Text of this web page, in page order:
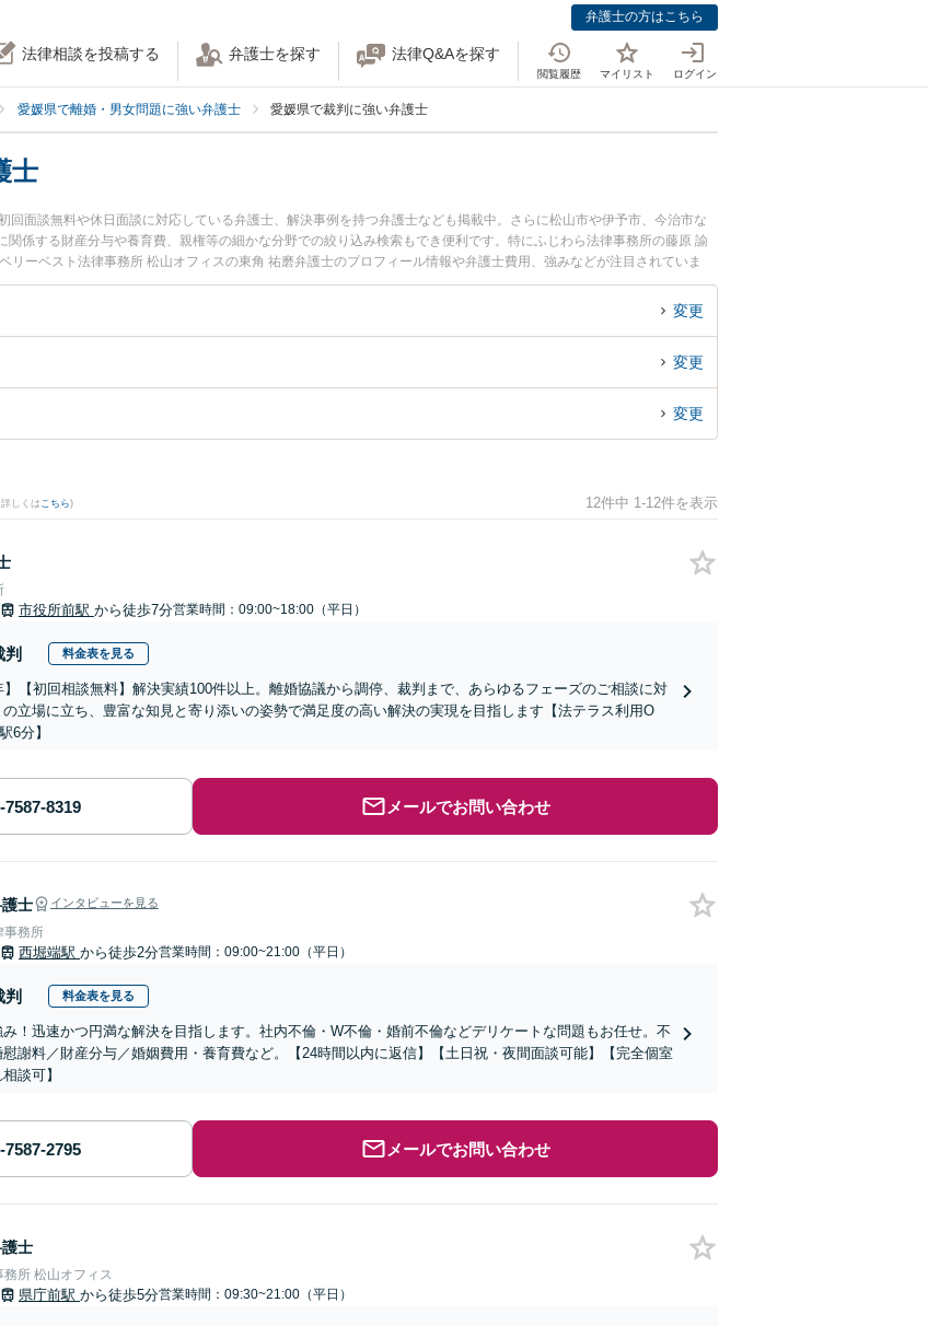
弁護士の方はこちら
法律相談を投稿する 弁護士を探す 法律Q&Aを探す
閲覧履歴 マイリスト ログイン
愛媛県で離婚・男女問題に強い弁護士 愛媛県で裁判に強い弁護士
士
面談無料や休日面談に対応している弁護士、解決事例を持つ弁護士なども掲載中。さらに松山市や伊予市、今治市な
係する財産分与や養育費、親権等の細かな分野での絞り込み検索もでき便利です。特にふじわら法律事務所の藤原 諭
リーベスト法律事務所 松山オフィスの東角 祐磨弁護士のプロフィール情報や弁護士費用、強みなどが注目されていま
今すぐに弁護士に相談したい』『離婚裁判のトラブル解決の実績豊富な近くの弁護士を検索したい』『初回相談無料で
い』などでお困りの相談者さんにおすすめです。
変更
変更
変更
しくはこちら) 12件中 1-12件を表示
市役所前駅 から徒歩7分営業時間：09:00~18:00（平日）
料金表を見る
】【初回相談無料】解決実績100件以上。離婚協議から調停、裁判まで、あらゆるフェーズのご相談に対
立場に立ち、豊富な知見と寄り添いの姿勢で満足度の高い解決の実現を目指します【法テラス利用O
6分】
メールでお問い合わせ
士 インタビューを見る
事務所
西堀端駅 から徒歩2分営業時間：09:00~21:00（平日）
料金表を見る
！迅速かつ円満な解決を目指します。社内不倫・W不倫・婚前不倫などデリケートな問題もお任せ。不
慰謝料／財産分与／婚姻費用・養育費など。【24時間以内に返信】【土日祝・夜間面談可能】【完全個室
談可】
メールでお問い合わせ
士
所 松山オフィス
県庁前駅 から徒歩5分営業時間：09:30~21:00（平日）